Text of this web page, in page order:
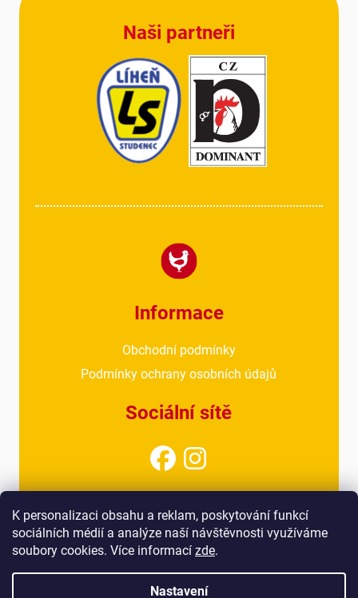
K personalizaci obsahu a reklam, poskytování funkcí
sociálních médií a analýze naší návštěvnosti využíváme
soubory cookies. Více informací zde.
Nastavení
Naši partneři
Informace
Obchodní podmínky
Podmínky ochrany osobních údajů
Sociální sítě
info@drubezarnahoresovice.cz